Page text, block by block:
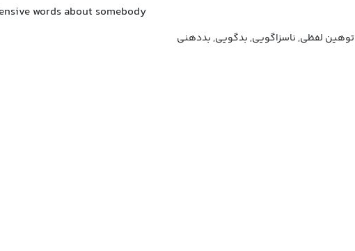
words about somebody
توهین لفظی, ناسزاگویی, بدگویی, بددهنی